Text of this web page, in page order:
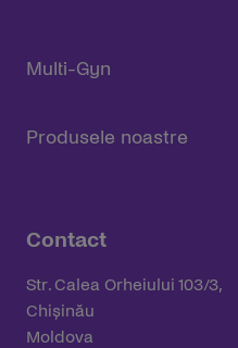
Multi-Gyn
Produsele noastre
Contact
Str. Calea Orheiului 103/3,
Chișinău
Moldova